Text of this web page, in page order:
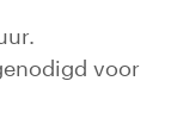
voor